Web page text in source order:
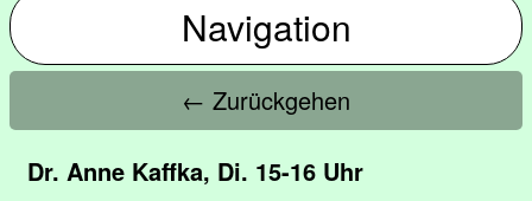
Navigation
← Zurückgehen
Dr. Anne Kaffka, Di. 15-16 Uhr